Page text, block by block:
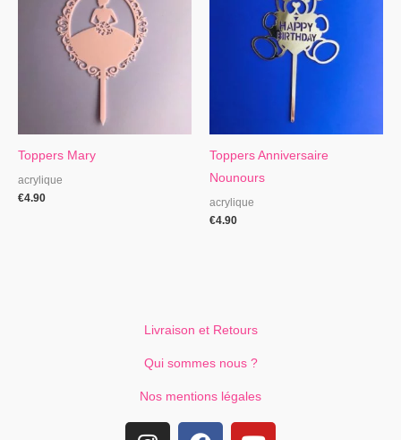
Toppers Mary
acrylique
€4.90
Toppers Anniversaire
Nounours
acrylique
€4.90
Livraison et Retours
Qui sommes nous ?
Nos mentions légales
I F Y